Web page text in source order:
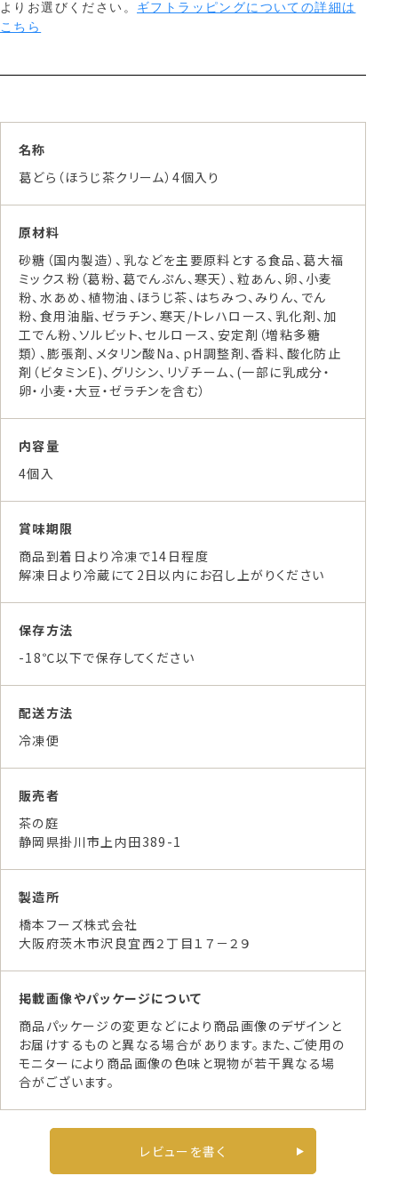
よりお選びください。 ギフトラッピングについての詳細は
こちら
名称
葛どら（ほうじ茶クリーム）4個入り
原材料
砂糖（国内製造）、乳などを主要原料とする食品、葛大福
ミックス粉（葛粉、葛でんぷん、寒天）、粒あん、卵、小麦
粉、水あめ、植物油、ほうじ茶、はちみつ、みりん、でん
粉、食用油脂、ゼラチン、寒天/トレハロース、乳化剤、加
工でん粉、ソルビット、セルロース、安定剤（増粘多糖
類）、膨張剤、メタリン酸Na、ｐH調整剤、香料、酸化防止
剤（ビタミンE)、グリシン、リゾチーム、(一部に乳成分・
卵・小麦・大豆・ゼラチンを含む）
内容量
4個入
賞味期限
商品到着日より冷凍で14日程度
解凍日より冷蔵にて2日以内にお召し上がりください
保存方法
-18℃以下で保存してください
配送方法
冷凍便
販売者
茶の庭
静岡県掛川市上内田389-1
製造所
橋本フーズ株式会社
大阪府茨木市沢良宜西２丁目１７－２９
掲載画像やパッケージについて
商品パッケージの変更などにより商品画像のデザインと
お届けするものと異なる場合があります。また、ご使用の
モニターにより商品画像の色味と現物が若干異なる場
合がございます。
レビューを書く